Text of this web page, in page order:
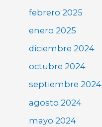
febrero 2025
enero 2025
diciembre 2024
octubre 2024
septiembre 2024
agosto 2024
mayo 2024